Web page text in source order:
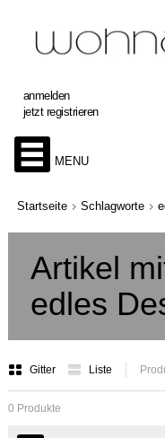
anmelden
jetzt registrieren
MENU
Startseite Schlagworte
Artikel
edles
Gitter Liste
0 Produkte